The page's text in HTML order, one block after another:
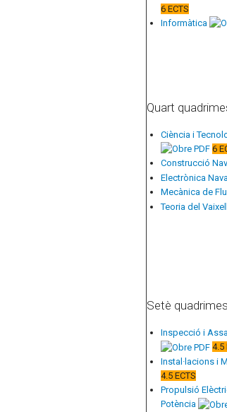
6 ECTS
Informàtica
Quart
Ciència i
6
Construcció
Electrònica Naval
Mecànica de
Teoria del Vaixell
Setè
Inspecció i
4.5
Instal·lacions i
4.5 ECTS
Propulsió
Potència